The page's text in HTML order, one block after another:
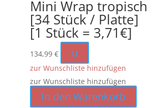
Mini Wrap tropisch
[34 Stück / Platte]
[1 Stück = 3,71€]
134,99 € u
zur Wunschliste hinzufügen
zur Wunschliste hinzufügen
In den Warenkorb